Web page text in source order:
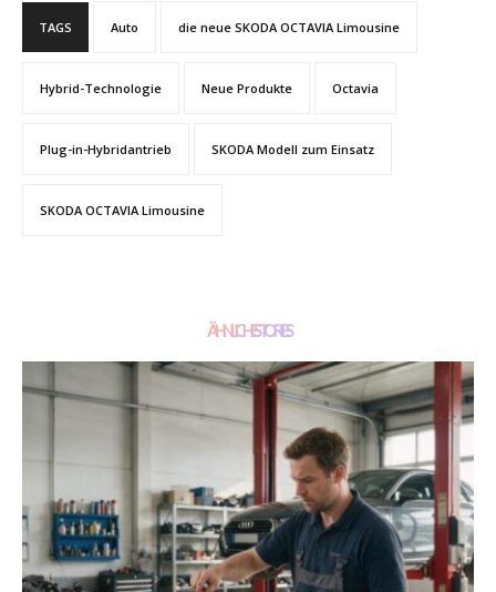
TAGS Auto die neue SKODA OCTAVIA Limousine
Hybrid-Technologie Neue Produkte Octavia
Plug-in-Hybridantrieb SKODA Modell zum Einsatz
SKODA OCTAVIA Limousine
ÄHNLICHE STORIES